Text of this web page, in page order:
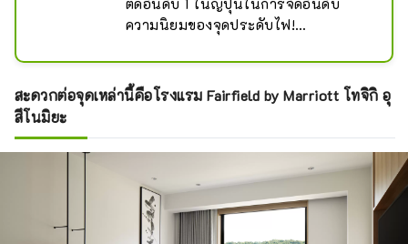
ความนิยมของจุดประดับไฟ!
หลากสีสันที่สวนดอกไม้อาชิคางะ!
สวนดอกไม้ Ashikaga ได้รับการยกย่อง
หนึ่งในประเทศเป็นเวลาเจ็ดปีติดต่อกัน
ในการจัดอันดับการประดับไฟที่เลือก
โดย Night Scenic Lighters
สวนสาธารณะขนาด 100,000 ตาราง
เมตรได้รับการตกแต่งด้วยไฟส่องสว่าง
สะดวกต่อจุดเหล่านี้คือโรงแรม Fairfield by Marriott โทจิกิ อุ
สึโนมิยะ